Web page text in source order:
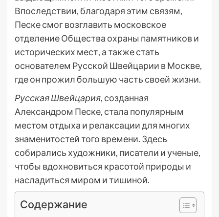
Впоследствии, благодаря этим связям,
Песке смог возглавить московское
отделение Общества охраны памятников и
исторических мест, а также стать
основателем Русской Швейцарии в Москве,
где он прожил большую часть своей жизни.
Русская Швейцария, созданная
Александром Песке, стала популярным
местом отдыха и релаксации для многих
знаменитостей того времени. Здесь
собирались художники, писатели и ученые,
чтобы вдохновиться красотой природы и
насладиться миром и тишиной.
Содержание